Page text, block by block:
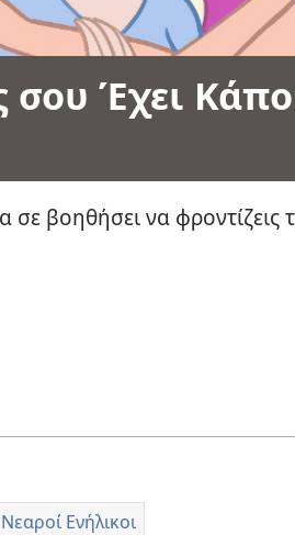
σου Έχει
σε βοηθήσει να φροντίζεις
Ενήλικοι